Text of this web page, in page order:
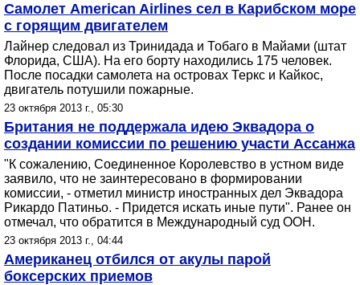
Самолет American Airlines сел в Карибском море
с горящим двигателем
Лайнер следовал из Тринидада и Тобаго в Майами (штат
Флорида, США). На его борту находились 175 человек.
После посадки самолета на островах Теркс и Кайкос,
двигатель потушили пожарные.
23 октября 2013 г., 05:30
Британия не поддержала идею Эквадора о
создании комиссии по решению участи Ассанжа
"К сожалению, Соединенное Королевство в устном виде
заявило, что не заинтересовано в формировании
комиссии, - отметил министр иностранных дел Эквадора
Рикардо Патиньо. - Придется искать иные пути". Ранее он
отмечал, что обратится в Международный суд ООН.
23 октября 2013 г., 04:44
Американец отбился от акулы парой
боксерских приемов